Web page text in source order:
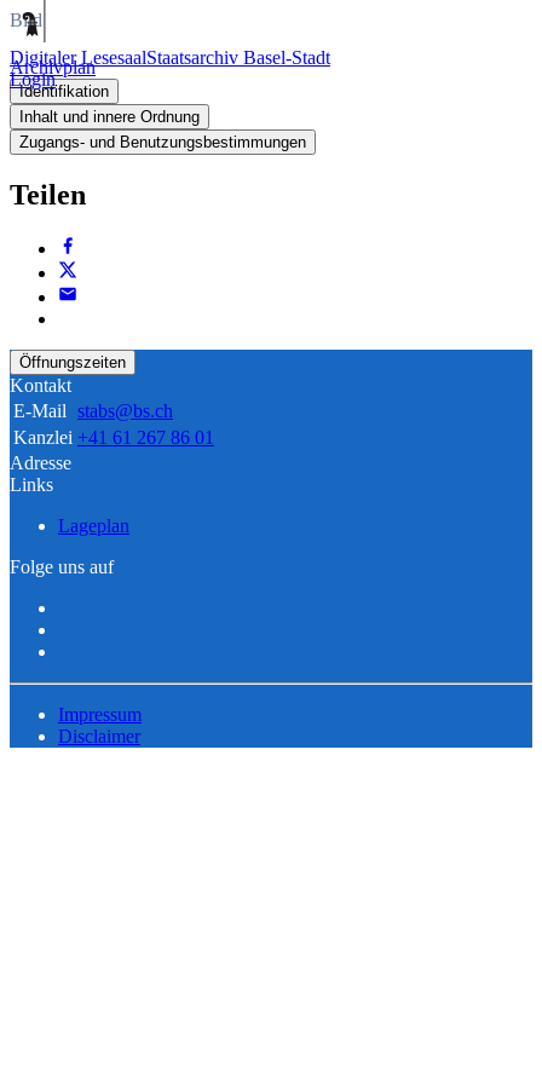
Digitaler LesesaalStaatsarchiv Basel-Stadt
Login
Bild
Archivplan
Identifikation
Inhalt und innere Ordnung
Zugangs- und Benutzungsbestimmungen
Teilen
Öffnungszeiten
Kontakt
E-Mail stabs@bs.ch
Kanzlei +41 61 267 86 01
Adresse
Links
Lageplan
Folge uns auf
Impressum
Disclaimer